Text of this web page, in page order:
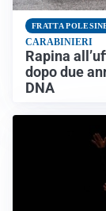
FRATTA
CARABINIERI
Rapina
dopo due
DNA